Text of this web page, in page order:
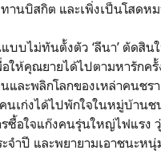
านบิสกิต และเพิ่งเป็นโสดห
บบไม่ทันตั้งตัว ‘ลีนา’ ตัดสิน
อให้คุณยายได้ไปตามหารักค
ละพลิกโลกของเหล่าคนชร
นเก่งได้ไปพักใจในหมู่บ้าน
ซื้อใจแก๊งคนรุ่นใหญ่ไฟแรง
จำปี และพยายามเอาชนะห